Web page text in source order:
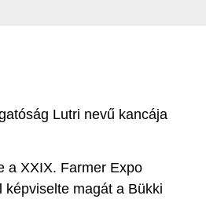
Lutri nevű kancája
a XXIX. Farmer Expo
magát a Bükki